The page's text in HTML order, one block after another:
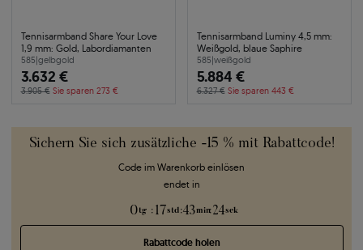
Sichern Sie sich zusätzliche -15 % mit Rabattcode!
Code im Warenkorb einlösen
endet in
0 tg : 17 std :43min:24sek
Rabattcode holen
Tennisarmband Share Your Love
1,9 mm: Gold, Labordiamanten
585|gelbgold
3.632 €
3.905 € Sie sparen 273 €
Tennisarmband Luminy 4,5 mm:
Weißgold, blaue Saphire
585|weißgold
5.884 €
6.327 € Sie sparen 443 €